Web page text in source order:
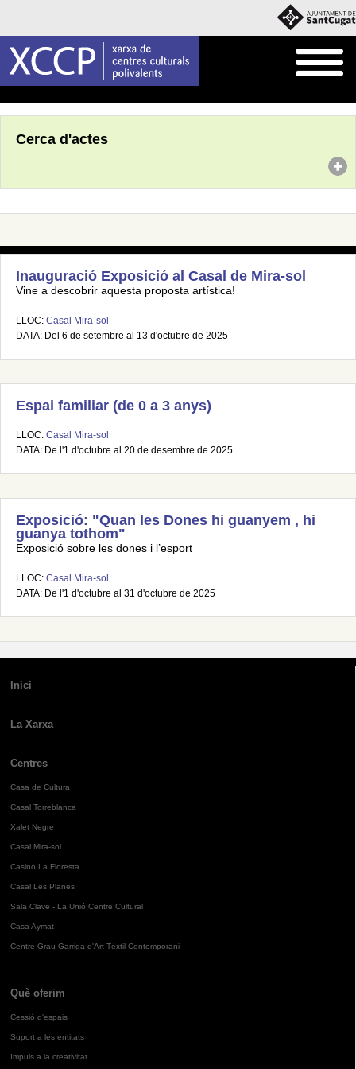
Cerca d'actes
Inauguració Exposició al Casal de Mira-sol
Vine a descobrir aquesta proposta artística!
LLOC: Casal Mira-sol
DATA: Del 6 de setembre al 13 d'octubre de 2025
Espai familiar (de 0 a 3 anys)
LLOC: Casal Mira-sol
DATA: De l'1 d'octubre al 20 de desembre de 2025
Exposició: "Quan les Dones hi guanyem , hi
guanya tothom"
Exposició sobre les dones i l’esport
LLOC: Casal Mira-sol
DATA: De l'1 d'octubre al 31 d'octubre de 2025
Inici
La Xarxa
Centres
Casa de Cultura
Casal Torreblanca
Xalet Negre
Casal Mira-sol
Casino La Floresta
Casal Les Planes
Sala Clavé - La Unió Centre Cultural
Casa Aymat
Centre Grau-Garriga d'Art Tèxtil Contemporani
Què oferim
Cessió d'espais
Suport a les entitats
Impuls a la creativitat